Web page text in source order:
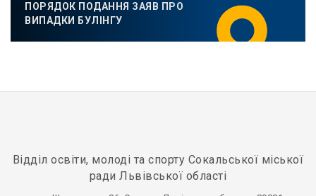
ПОРЯДОК ПОДАННЯ ЗАЯВ ПРО
ВИПАДКИ БУЛІНГУ
Відділ освіти, молоді та спорту Сокальської міської
ради Львівської області